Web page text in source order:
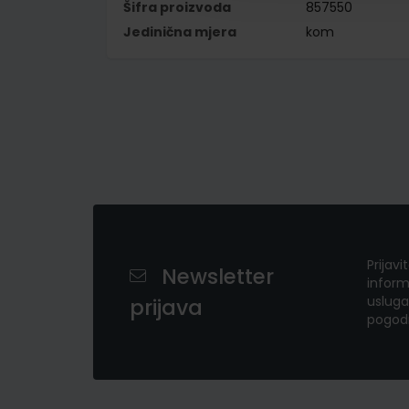
Šifra proizvoda
857550
Jedinična mjera
kom
Newsletter
prijava